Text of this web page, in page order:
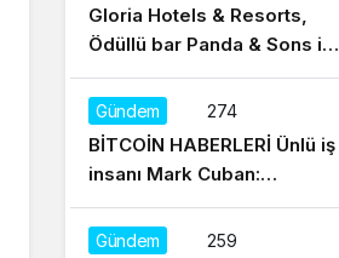
Gloria Hotels & Resorts,
Ödüllü bar Panda & Sons ile
unutulmaz bir Miksoloji
Gecesine İmza Attı
Gündem 274
BİTCOİN HABERLERİ Ünlü iş
insanı Mark Cuban:
Satışların yüzde 95’i
Dogecoin ile
Gündem 259